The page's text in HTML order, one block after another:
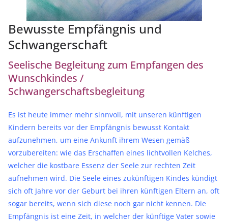
Bewusste Empfängnis und
Schwangerschaft
Seelische Begleitung zum Empfangen des
Wunschkindes /
Schwangerschaftsbegleitung
Es ist heute immer mehr sinnvoll, mit unseren künftigen
Kindern bereits vor der Empfängnis bewusst Kontakt
aufzunehmen, um eine Ankunft ihrem Wesen gemäß
vorzubereiten: wie das Erschaffen eines lichtvollen Kelches,
welcher die kostbare Essenz der Seele zur rechten Zeit
aufnehmen wird. Die Seele eines zukünftigen Kindes kündigt
sich oft Jahre vor der Geburt bei ihren künftigen Eltern an, oft
sogar bereits, wenn sich diese noch gar nicht kennen. Die
Empfängnis ist eine Zeit, in welcher der künftige Vater sowie